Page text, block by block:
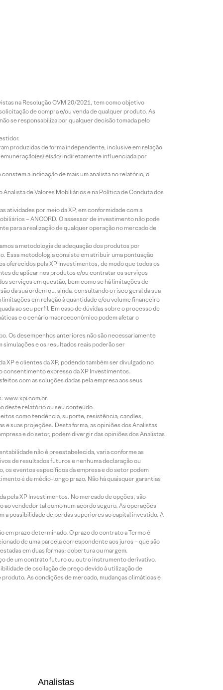
na Resolução CVM 20/2021, tem como objetivo
de compra e/ou venda de qualquer produto. As
se responsabiliza por qualquer decisão tomada pelo
produzidas de forma independente, inclusive em relação
é(são) indiretamente influenciada por
a indicação de mais um analista no relatório, o
de Valores Mobiliários e na Política de Conduta dos
atividades por meio da XP, em conformidade com a
– ANCORD. O assessor de investimento não pode
para a realização de qualquer operação no mercado de
a metodologia de adequação dos produtos por
Essa metodologia consiste em atribuir uma pontuação
oferecidos pela XP Investimentos, de modo que todos os
de aplicar nos produtos e/ou contratar os serviços
serviços em questão, bem como se há limitações de
da sua ordem ou, ainda, consultando o risco geral da sua
em relação à quantidade e/ou volume financeiro
ao seu perfil. Em caso de dúvidas sobre o processo de
e o cenário macroeconômico podem afetar o
Os desempenhos anteriores não são necessariamente
e os resultados reais poderão ser
e clientes da XP, podendo também ser divulgado no
consentimento expresso da XP Investimentos.
com as soluções dadas pela empresa aos seus
www.xpi.com.br.
deste relatório ou seu conteúdo.
como tendência, suporte, resistência, candles,
e suas projeções. Desta forma, as opiniões dos Analistas
e do setor, podem divergir das opiniões dos Analistas
não é preestabelecida, varia conforme as
de resultados futuros e nenhuma declaração ou
os eventos específicos da empresa e do setor podem
é de médio-longo prazo. Não há quaisquer garantias
pela XP Investimentos. No mercado de opções, são
vendedor tal como num acordo seguro. As operações
possibilidade de perdas superiores ao capital investido. A
em prazo determinado. O prazo do contrato a Termo é
de uma parcela correspondente aos juros – que são
em duas formas: cobertura ou margem.
de um contrato futuro ou outro instrumento derivativo,
de oscilação de preço devido à utilização de
As condições de mercado, mudanças climáticas e
Analistas